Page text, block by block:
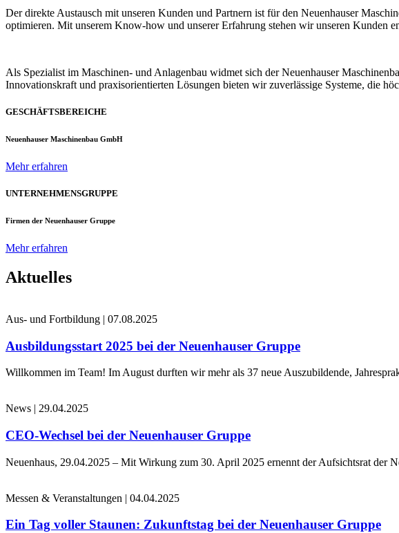
Der direkte Austausch mit unseren Kunden und Partnern ist für den Neuenhauser
optimieren. Mit unserem Know-how und unserer Erfahrung stehen wir unseren Kunden
Als Spezialist im Maschinen- und Anlagenbau widmet sich der Neuenhauser
Innovationskraft und praxisorientierten Lösungen bieten wir zuverlässige Systeme, die
GESCHÄFTSBEREICHE
Neuenhauser Maschinenbau GmbH
Mehr erfahren
UNTERNEHMENSGRUPPE
Firmen der Neuenhauser Gruppe
Mehr erfahren
Aktuelles
Aus- und Fortbildung | 07.08.2025
Ausbildungsstart 2025 bei der Neuenhauser Gruppe
Willkommen im Team! Im August durften wir mehr als 37 neue Auszubildende,
News | 29.04.2025
CEO-Wechsel bei der Neuenhauser Gruppe
Neuenhaus, 29.04.2025 – Mit Wirkung zum 30. April 2025 ernennt der Aufsichtsrat der
Messen & Veranstaltungen | 04.04.2025
Ein Tag voller Staunen: Zukunftstag bei der Neuenhauser Gruppe